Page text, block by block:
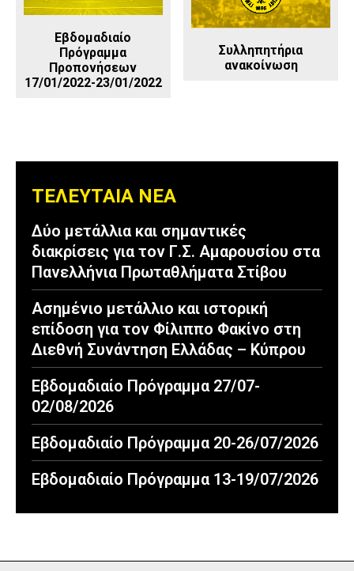
Εβδομαδιαίο
Πρόγραμμα
Προπονήσεων
17/01/2022-23/01/2022
Συλληπητήρια
ανακοίνωση
ΤΕΛΕΥΤΑΙΑ ΝΕΑ
Δύο μετάλλια και σημαντικές
διακρίσεις για τον Γ.Σ. Αμαρουσίου στα
Πανελλήνια Πρωταθλήματα Στίβου
Ασημένιο μετάλλιο και ιστορική
επίδοση για τον Φίλιππο Φακίνο στη
Διεθνή Συνάντηση Ελλάδας – Κύπρου
Εβδομαδιαίο Πρόγραμμα 27/07-
02/08/2026
Εβδομαδιαίο Πρόγραμμα 20-26/07/2026
Εβδομαδιαίο Πρόγραμμα 13-19/07/2026